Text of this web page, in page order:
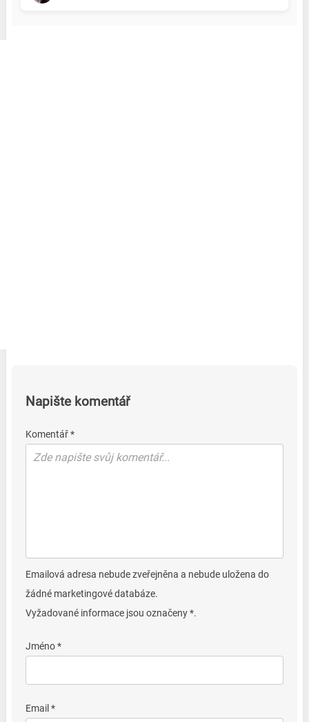
Napište komentář
Komentář *
Emailová adresa nebude zveřejněna a nebude uložena do
žádné marketingové databáze.
Vyžadované informace jsou označeny *.
Jméno *
Email *